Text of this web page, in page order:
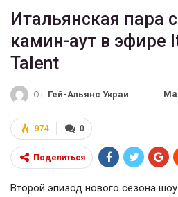
Итальянская пара
камин-аут в эфире
Talent
От Гей-Альянс Украина
0
974
Поделиться
Второй эпизод нового сезона шоу